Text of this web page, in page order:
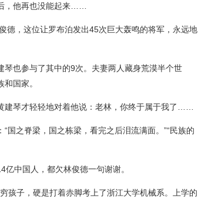
，他再也没能起来……
，这位让罗布泊发出45次巨大轰鸣的将军，永远地
也参与了其中的9次。夫妻两人藏身荒漠半个世
国家。
琴才轻轻地对着他说：老林，你终于属于我了……
之脊梁，国之栋梁，看完之后泪流满面。”“民族的
中国人，都欠林俊德一句谢谢。
子，硬是打着赤脚考上了浙江大学机械系。上学的